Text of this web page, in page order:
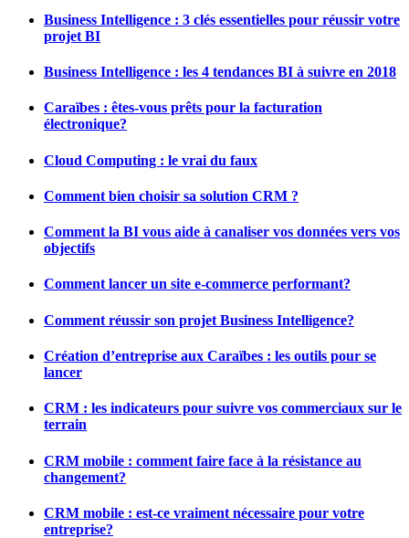
Business Intelligence : 3 clés essentielles pour réussir votre
projet BI
Business Intelligence : les 4 tendances BI à suivre en 2018
Caraïbes : êtes-vous prêts pour la facturation
électronique?
Cloud Computing : le vrai du faux
Comment bien choisir sa solution CRM ?
Comment la BI vous aide à canaliser vos données vers vos
objectifs
Comment lancer un site e-commerce performant?
Comment réussir son projet Business Intelligence?
Création d’entreprise aux Caraïbes : les outils pour se
lancer
CRM : les indicateurs pour suivre vos commerciaux sur le
terrain
CRM mobile : comment faire face à la résistance au
changement?
CRM mobile : est-ce vraiment nécessaire pour votre
entreprise?